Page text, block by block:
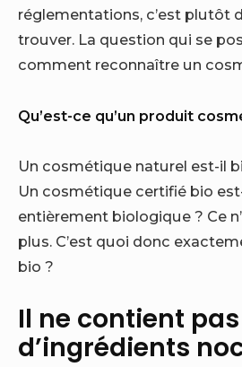
réglementations, c’est plutôt
trouver. La question qui se
comment reconnaître un
Qu’est-ce qu’un produit
Un cosmétique naturel est-il
Un cosmétique certifié bio
entièrement biologique ? Ce
plus. C’est quoi donc
bio ?
Il ne contient pas
d’ingrédients